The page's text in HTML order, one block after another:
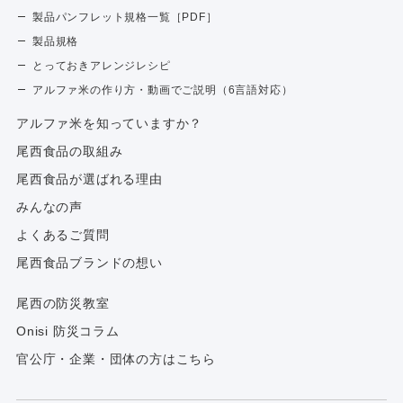
製品パンフレット規格一覧［PDF］
製品規格
とっておきアレンジレシピ
アルファ米の作り方・動画でご説明（6言語対応）
アルファ⽶を知っていますか？
尾西食品の取組み
尾西食品が選ばれる理由
みんなの声
よくあるご質問
尾西食品ブランドの想い
尾西の防災教室
Onisi 防災コラム
官公庁・企業・団体の方はこちら